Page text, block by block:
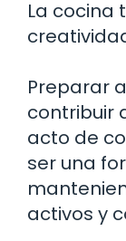
La cocina
Preparar
contribuir
acto de
ser una
activos y